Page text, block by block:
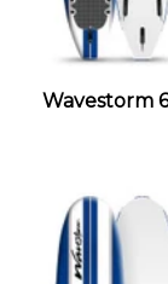
Wavestorm